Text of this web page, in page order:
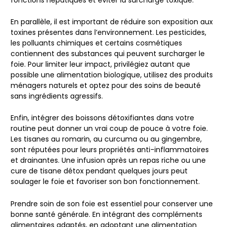
En parallèle, il est important de réduire son exposition aux
toxines présentes dans l’environnement. Les pesticides,
les polluants chimiques et certains cosmétiques
contiennent des substances qui peuvent surcharger le
foie. Pour limiter leur impact, privilégiez autant que
possible une alimentation biologique, utilisez des produits
ménagers naturels et optez pour des soins de beauté
sans ingrédients agressifs.
Enfin, intégrer des boissons détoxifiantes dans votre
routine peut donner un vrai coup de pouce à votre foie.
Les tisanes au romarin, au curcuma ou au gingembre,
sont réputées pour leurs propriétés anti-inflammatoires
et drainantes. Une infusion après un repas riche ou une
cure de tisane détox pendant quelques jours peut
soulager le foie et favoriser son bon fonctionnement.
Prendre soin de son foie est essentiel pour conserver une
bonne santé générale. En intégrant des compléments
alimentaires adaptés, en adoptant une alimentation